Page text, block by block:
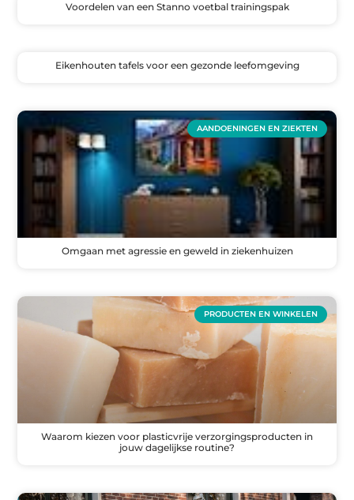
Voordelen van een Stanno voetbal trainingspak
Eikenhouten tafels voor een gezonde leefomgeving
AANDOENINGEN EN ZIEKTEN
Omgaan met agressie en geweld in ziekenhuizen
PRODUCTEN EN WINKELEN
Waarom kiezen voor plasticvrije verzorgingsproducten in
jouw dagelijkse routine?